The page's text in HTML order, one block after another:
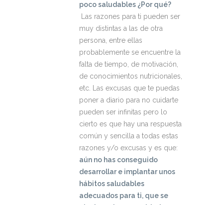
poco saludables ¿Por qué?
Las razones para ti pueden ser
muy distintas a las de otra
persona, entre ellas
probablemente se encuentre la
falta de tiempo, de motivación,
de conocimientos nutricionales,
etc. Las excusas que te puedas
poner a diario para no cuidarte
pueden ser infinitas pero lo
cierto es que hay una respuesta
común y sencilla a todas estas
razones y/o excusas y es que:
aún no has conseguido
desarrollar e implantar unos
hábitos saludables
adecuados para ti, que se